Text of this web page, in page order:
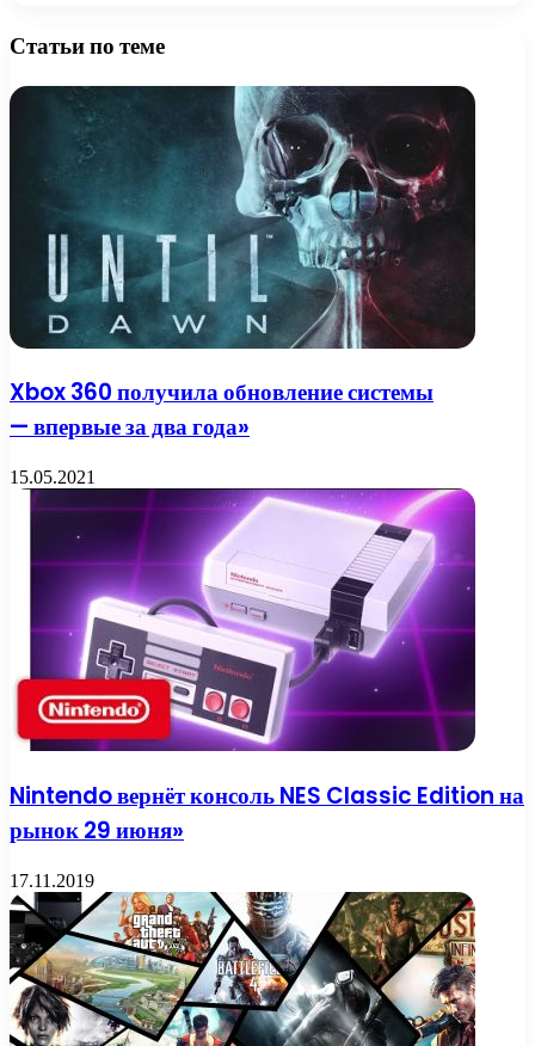
Статьи по теме
Xbox 360 получила обновление системы
— впервые за два года»
15.05.2021
Nintendo вернёт консоль NES Classic Edition на
рынок 29 июня»
17.11.2019